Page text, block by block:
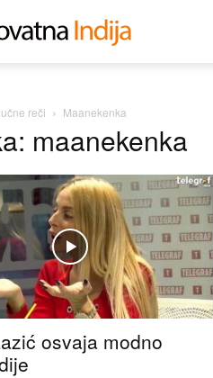
reči Maanekenka
maanekenka
osvaja modno